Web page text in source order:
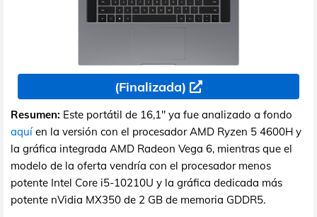
(Finalizada)
Resumen: Este portátil de 16,1" ya fue analizado a fondo
aquí en la versión con el procesador AMD Ryzen 5 4600H y
la gráfica integrada AMD Radeon Vega 6, mientras que el
modelo de la oferta vendría con el procesador menos
potente Intel Core i5-10210U y la gráfica dedicada más
potente nVidia MX350 de 2 GB de memoria GDDR5.